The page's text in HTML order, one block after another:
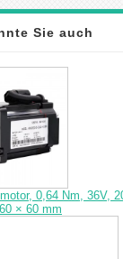
Sie auch
0,64 Nm, 36V,
× 60 mm